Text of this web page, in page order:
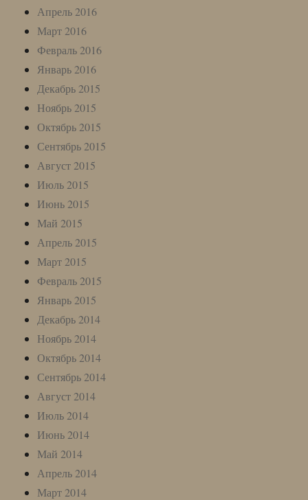
Апрель 2016
Март 2016
Февраль 2016
Январь 2016
Декабрь 2015
Ноябрь 2015
Октябрь 2015
Сентябрь 2015
Август 2015
Июль 2015
Июнь 2015
Май 2015
Апрель 2015
Март 2015
Февраль 2015
Январь 2015
Декабрь 2014
Ноябрь 2014
Октябрь 2014
Сентябрь 2014
Август 2014
Июль 2014
Июнь 2014
Май 2014
Апрель 2014
Март 2014